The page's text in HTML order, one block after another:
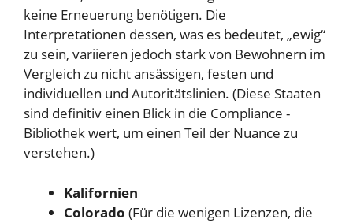
keine Erneuerung benötigen. Die
Interpretationen dessen, was es bedeutet, „ewig“
zu sein, variieren jedoch stark von Bewohnern im
Vergleich zu nicht ansässigen, festen und
individuellen und Autoritätslinien. (Diese Staaten
sind definitiv einen Blick in die Compliance -
Bibliothek wert, um einen Teil der Nuance zu
verstehen.)
Kalifornien
Colorado (Für die wenigen Lizenzen, die